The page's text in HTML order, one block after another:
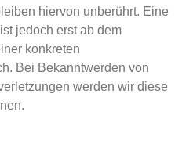
hiervon unberührt. Eine
jedoch erst ab dem
konkreten
Bei Bekanntwerden von
werden wir diese